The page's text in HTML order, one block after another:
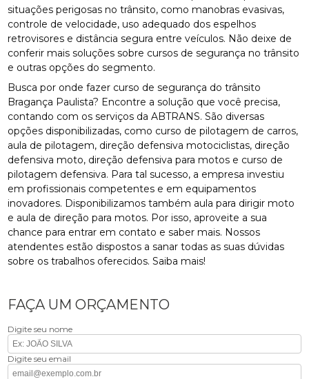
situações perigosas no trânsito, como manobras evasivas,
controle de velocidade, uso adequado dos espelhos
retrovisores e distância segura entre veículos. Não deixe de
conferir mais soluções sobre cursos de segurança no trânsito
e outras opções do segmento.
Busca por onde fazer curso de segurança do trânsito
Bragança Paulista? Encontre a solução que você precisa,
contando com os serviços da ABTRANS. São diversas
opções disponibilizadas, como curso de pilotagem de carros,
aula de pilotagem, direção defensiva motociclistas, direção
defensiva moto, direção defensiva para motos e curso de
pilotagem defensiva. Para tal sucesso, a empresa investiu
em profissionais competentes e em equipamentos
inovadores. Disponibilizamos também aula para dirigir moto
e aula de direção para motos. Por isso, aproveite a sua
chance para entrar em contato e saber mais. Nossos
atendentes estão dispostos a sanar todas as suas dúvidas
sobre os trabalhos oferecidos. Saiba mais!
FAÇA UM ORÇAMENTO
Digite seu nome
Digite seu email